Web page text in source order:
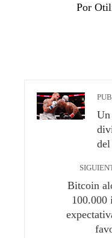
Por
Un
Bitcoin
100.000